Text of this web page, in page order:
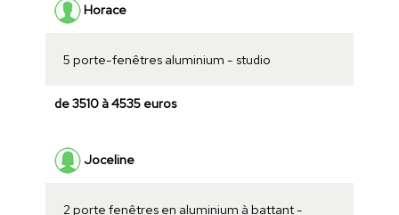
Horace
5 porte-fenêtres aluminium - studio
de 3510 à 4535 euros
Joceline
2 porte fenêtres en aluminium à battant -